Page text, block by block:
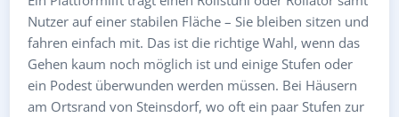
Nutzer auf einer stabilen Fläche – Sie bleiben sitzen und
fahren einfach mit. Das ist die richtige Wahl, wenn das
Gehen kaum noch möglich ist und einige Stufen oder
ein Podest überwunden werden müssen. Bei Häusern
am Ortsrand von Steinsdorf, wo oft ein paar Stufen zur